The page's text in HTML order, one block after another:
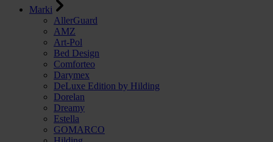
Marki
AllerGuard
AMZ
Art-Pol
Bed Design
Comforteo
Darymex
DeLuxe Edition by Hilding
Dorelan
Dreamy
Estella
GOMARCO